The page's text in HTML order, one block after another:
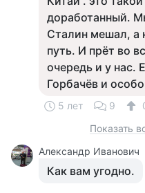
доработанный.
Сталин мешал, а
путь. И прёт во
очередь и у нас.
Горбачёв и
5 лет 9
Показать
Александр Иванович
Как вам угодно.